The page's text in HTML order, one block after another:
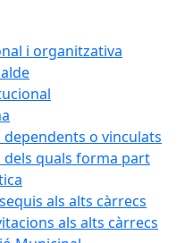
i organitzativa
o vinculats
dels quals forma part
als alts càrrecs
als alts càrrecs